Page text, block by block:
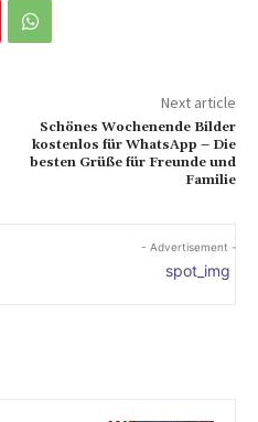
Next article
Schönes Wochenende Bilder
kostenlos für WhatsApp – Die
besten Grüße für Freunde und
Familie
- Advertisement -